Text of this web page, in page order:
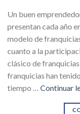
Un buen
presentan cada año
modelo de
cuanto a la
clásico de
franquicias han
tiempo … Continuar